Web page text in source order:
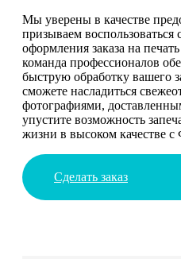
Мы уверены в качестве
призываем
оформления заказа на
команда профессионалов
быструю обработку вашего
сможете насладиться
фотографиями,
упустите возможность
жизни в высоком качестве
Сделать заказ